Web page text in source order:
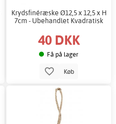
Krydsfinéræske Ø12,5 x 12,5 x H
7cm - Ubehandlet Kvadratisk
40 DKK
Få på lager
Køb